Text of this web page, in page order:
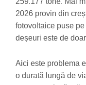
2026 provin din
fotovoltaice puse
deșeuri este de
Aici este problema
o durată lungă de